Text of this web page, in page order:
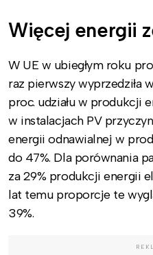
Więcej energii
W UE w ubiegłym roku
raz pierwszy wyprzedziła
proc. udziału w produkcji
w instalacjach PV
energii odnawialnej w
do 47%. Dla porównania
za 29% produkcji energii
lat temu proporcje te
39%.